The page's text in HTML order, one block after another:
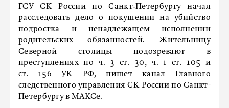
ГСУ СК России по Санкт‑Петербургу начал
расследовать дело о покушении на убийство
подростка и ненадлежащем исполнении
родительских обязанностей. Жительницу
Северной столицы подозревают в
преступлениях по ч. 3 ст. 30, ч. 1 ст. 105 и
ст. 156 УК РФ, пишетканал Главного
следственного управления СК России по Санкт-
Петербургу в МАКСе.